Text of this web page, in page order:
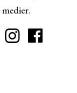
medier.